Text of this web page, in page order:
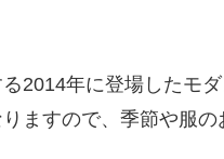
2014年に登場したモダ
ますので、季節や服